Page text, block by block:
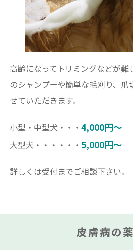
高齢になってトリミングなどが難
のシャンプーや簡単な毛刈り、爪
せていただきます。
小型・中型犬・・・ 4,000円～
大型犬・・・・・・ 5,000円～
詳しくは受付までご相談下さい。
皮膚病の